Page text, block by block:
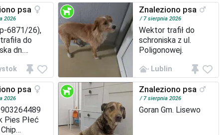
pysk,
uszy
lekko
długie
długi, lekk
Średni Wiek 1-8 lat
Sierść Krótka
psa
2026
6871/26),
do
dn.
Mały Wiek
Krótka
Znaleziono psa
7 sierpnia 2026
Wektor trafił do
schroniska z ul.
Poligonowej.
Lublin
psa
2026
Pies Płeć
Znaleziono psa
7 sierpnia 2026
Goran Gm. Lisewo